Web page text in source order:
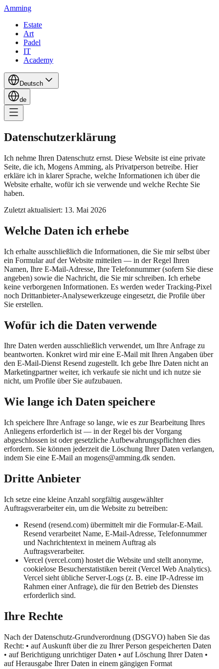
Amming
Estate
Art
Padel
IT
Academy
Deutsch
de
Datenschutzerklärung
Ich nehme Ihren Datenschutz ernst. Diese Website ist eine private
Seite, die ich, Mogens Amming, als Privatperson betreibe. Hier
erkläre ich in klarer Sprache, welche Informationen ich über die
Website erhalte, wofür ich sie verwende und welche Rechte Sie
haben.
Zuletzt aktualisiert: 13. Mai 2026
Welche Daten ich erhebe
Ich erhalte ausschließlich die Informationen, die Sie mir selbst über
ein Formular auf der Website mitteilen — in der Regel Ihren
Namen, Ihre E-Mail-Adresse, Ihre Telefonnummer (sofern Sie diese
angeben) sowie die Nachricht, die Sie mir schreiben. Ich erhebe
keine verborgenen Informationen. Es werden weder Tracking-Pixel
noch Drittanbieter-Analysewerkzeuge eingesetzt, die Profile über
Sie erstellen.
Wofür ich die Daten verwende
Ihre Daten werden ausschließlich verwendet, um Ihre Anfrage zu
beantworten. Konkret wird mir eine E-Mail mit Ihren Angaben über
den E-Mail-Dienst Resend zugestellt. Ich gebe Ihre Daten nicht an
Marketingpartner weiter, ich verkaufe sie nicht und ich nutze sie
nicht, um Profile über Sie aufzubauen.
Wie lange ich Daten speichere
Ich speichere Ihre Anfrage so lange, wie es zur Bearbeitung Ihres
Anliegens erforderlich ist — in der Regel bis der Vorgang
abgeschlossen ist oder gesetzliche Aufbewahrungspflichten dies
erfordern. Sie können jederzeit die Löschung Ihrer Daten verlangen,
indem Sie eine E-Mail an mogens@amming.dk senden.
Dritte Anbieter
Ich setze eine kleine Anzahl sorgfältig ausgewählter
Auftragsverarbeiter ein, um die Website zu betreiben:
Resend (resend.com) übermittelt mir die Formular-E-Mail.
Resend verarbeitet Name, E-Mail-Adresse, Telefonnummer
und Nachrichtentext in meinem Auftrag als
Auftragsverarbeiter.
Vercel (vercel.com) hostet die Website und stellt anonyme,
cookielose Besucherstatistiken bereit (Vercel Web Analytics).
Vercel sieht übliche Server-Logs (z. B. eine IP-Adresse im
Rahmen einer Anfrage), die für den Betrieb des Dienstes
erforderlich sind.
Ihre Rechte
Nach der Datenschutz-Grundverordnung (DSGVO) haben Sie das
Recht: • auf Auskunft über die zu Ihrer Person gespeicherten Daten
• auf Berichtigung unrichtiger Daten • auf Löschung Ihrer Daten •
auf Herausgabe Ihrer Daten in einem gängigen Format